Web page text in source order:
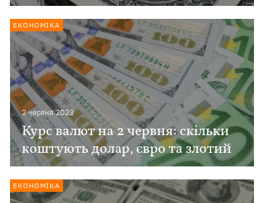
2 червня 2023
Курс валют на 2 червня: скільки
коштують долар, євро та злотий
ЕКОНОМІКА
ЕКОНОМІКА